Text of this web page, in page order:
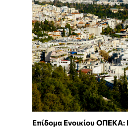
Επίδομα Ενοικίου ΟΠΕΚΑ: